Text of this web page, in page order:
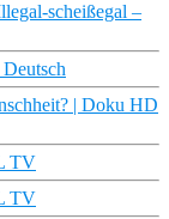
scheißegal –
| Doku HD
TV
TV